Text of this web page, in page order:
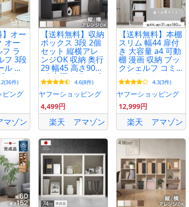
】オー
オー
ラ
フ 3段
ル お
ディ
ック
リー
件)
ピング
マゾン
【送料無料】収納
ボックス 3段 2個
セット 縦横アレ
ンジOK 収納 奥行
29 幅45 高さ90
a4 本棚 カラーボ
ックス 収納棚 コ
ンパクト シンプ
ル 棚 シェルフ
4.6(8件)
ヤフーショッピング
4,499円
楽天 アマゾン
【送料無料】本棚
スリム 幅44 扉付
き 大容量 a4 可動
棚 漫画 収納 ブッ
クシェルフ コミ
ックラック ディ
スプレイラック
シェルフ 高さ180
オープンラック
収納棚
4.3(3件)
ヤフーショッピング
12,999円
楽天 アマゾン